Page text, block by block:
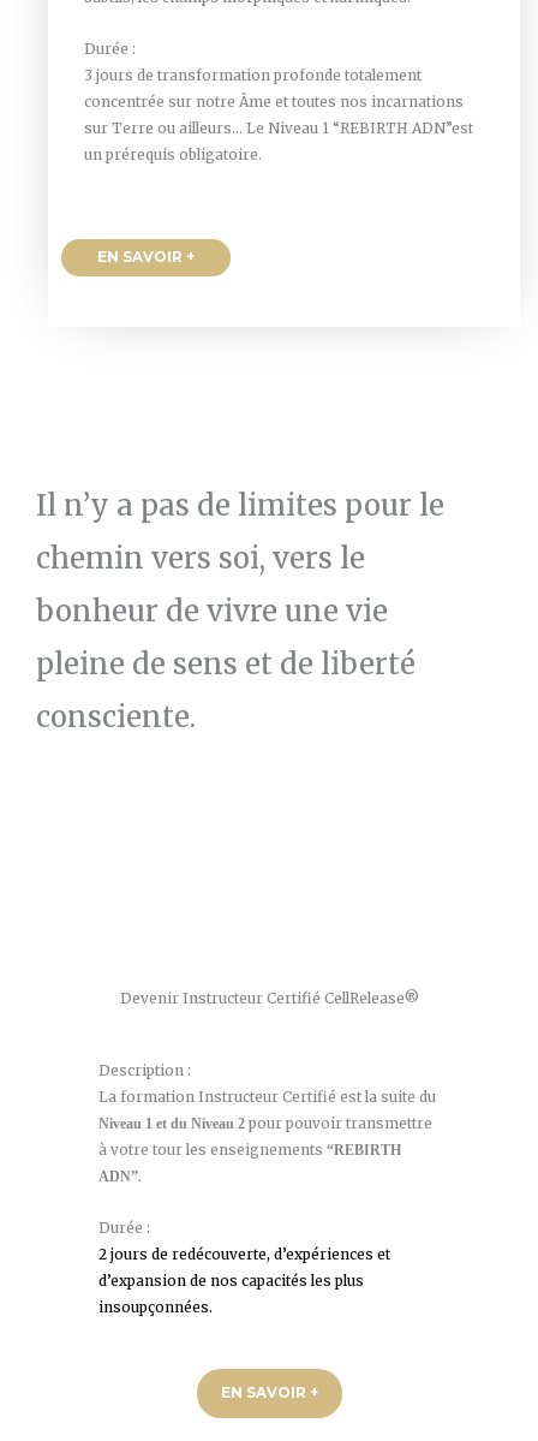
Durée :
3 jours de transformation profonde totalement
concentrée sur notre Âme et toutes nos incarnations
sur Terre ou ailleurs… Le Niveau 1 “REBIRTH ADN”est
un prérequis obligatoire.
EN SAVOIR +
Il n’y a pas de limites pour le
chemin vers soi, vers le
bonheur de vivre une vie
pleine de sens et de liberté
consciente.
Devenir Instructeur Certifié CellRelease®
Description :
La formation Instructeur Certifié est la suite du
Niveau 1 et du Niveau 2pour pouvoir transmettre
à votre tour les enseignements “REBIRTH
ADN”.
Durée :
2 jours de redécouverte, d’expériences et
d’expansion de nos capacités les plus
insoupçonnées.
EN SAVOIR +